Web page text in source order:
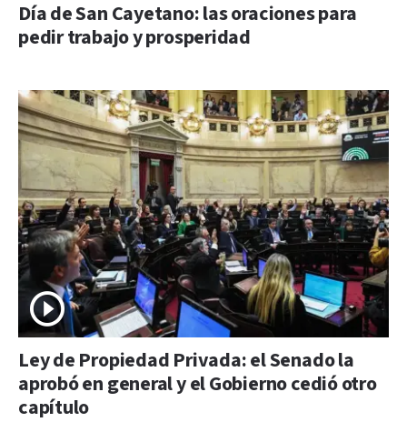
Día de San Cayetano: las oraciones para
pedir trabajo y prosperidad
Ley de Propiedad Privada: el Senado la
aprobó en general y el Gobierno cedió otro
capítulo